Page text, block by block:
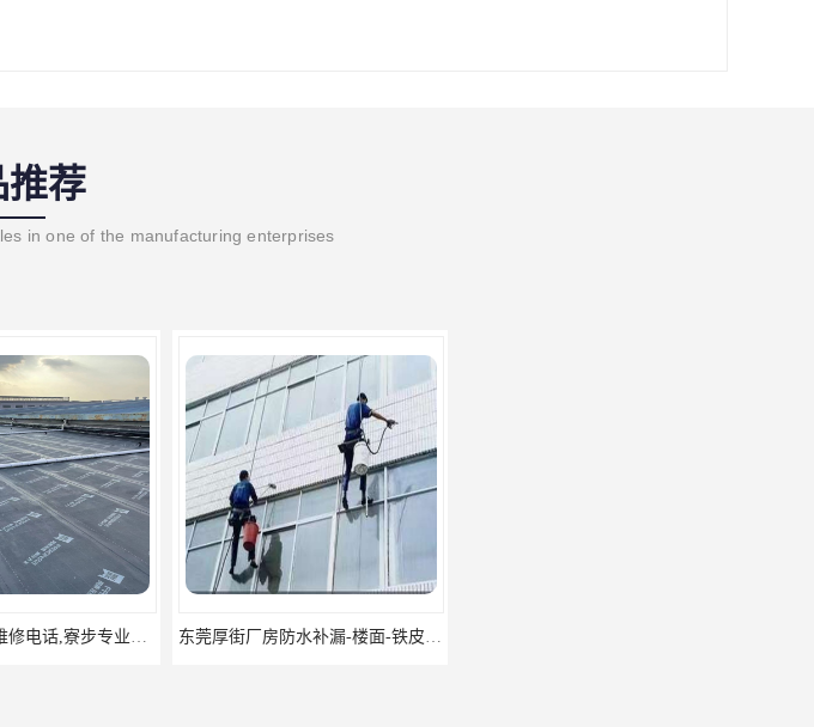
推荐
in one of the manufacturing enterprises
东莞房屋漏水维修电话,寮步专业房屋防水补漏，专业厂房渗漏水维修 东莞厚街厂房防水补漏-楼面-铁皮房-卫生间-外墙漏水维修